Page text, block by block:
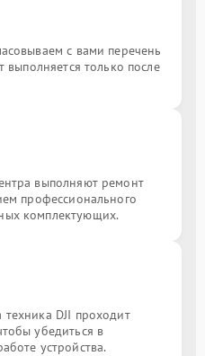
с вами перечень
выполняется только после
выполняют ремонт
профессионального
комплектующих.
DJI проходит
убедиться в
устройства.